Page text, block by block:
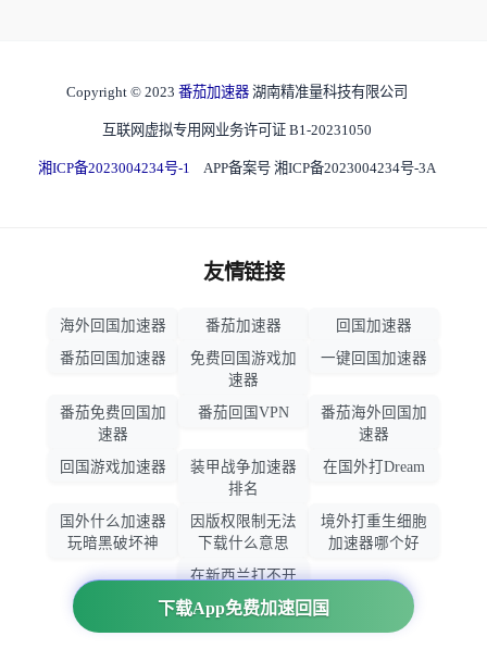
下载App免费加速回国
Copyright © 2023 番茄加速器 湖南精准量科技有限公司
互联网虚拟专用网业务许可证 B1-20231050
湘ICP备2023004234号-1 APP备案号 湘ICP备2023004234号-3A
友情链接
海外回国加速器 番茄加速器
回国加速器
番茄回国加速器
免费回国游戏加
速器
一键回国加速器
番茄免费回国加
速器
番茄回国VPN
番茄海外回国加
速器
回国游戏加速器
装甲战争加速器
排名
在国外打Dream
国外什么加速器
玩暗黑破坏神
因版权限制无法
下载什么意思
境外打重生细胞
加速器哪个好
在新西兰打不开
大智慧怎么办